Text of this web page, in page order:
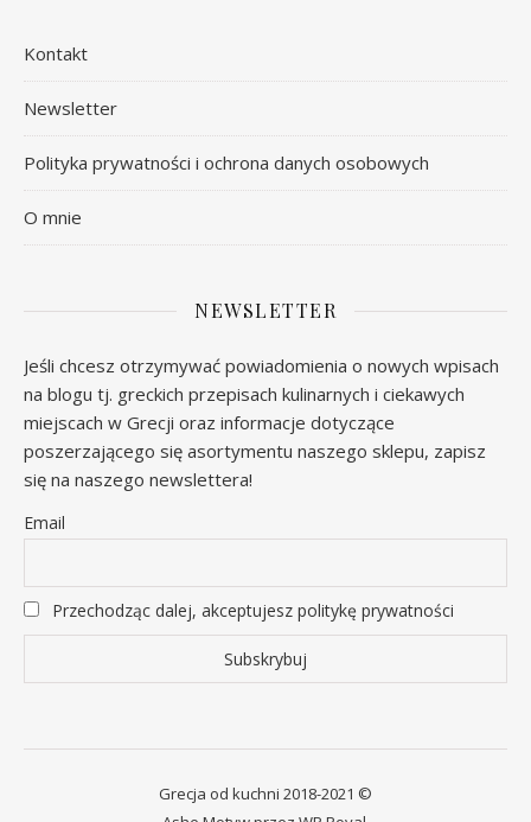
Kontakt
Newsletter
Polityka prywatności i ochrona danych osobowych
O mnie
NEWSLETTER
Jeśli chcesz otrzymywać powiadomienia o nowych wpisach
na blogu tj. greckich przepisach kulinarnych i ciekawych
miejscach w Grecji oraz informacje dotyczące
poszerzającego się asortymentu naszego sklepu, zapisz
się na naszego newslettera!
Email
Przechodząc dalej, akceptujesz politykę prywatności
Grecja od kuchni 2018-2021 ©